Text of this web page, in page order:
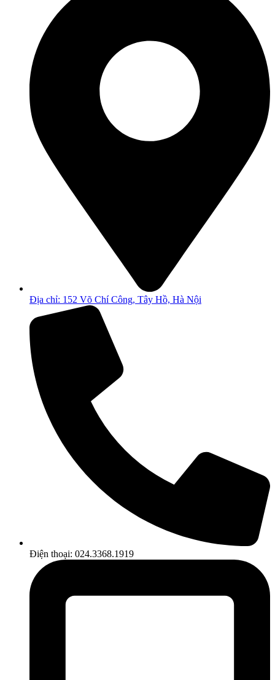
Địa chỉ: 152 Võ Chí Công, Tây Hồ, Hà Nội
Điện thoại: 024.3368.1919